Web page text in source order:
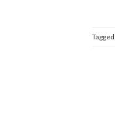
Tagged